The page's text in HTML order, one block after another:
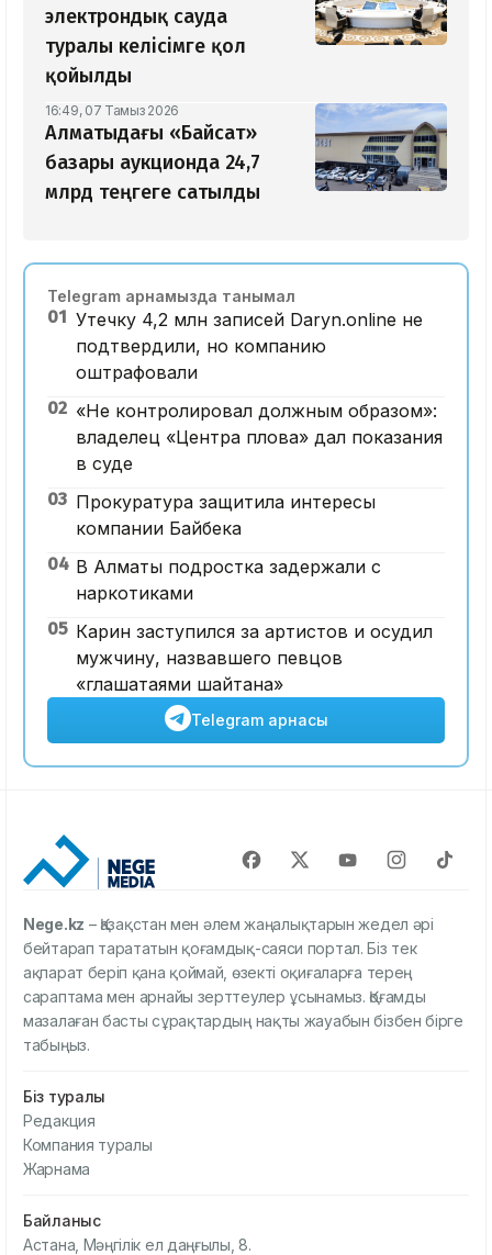
электрондық сауда
туралы келісімге қол
қойылды
16:49, 07 Тамыз 2026
Алматыдағы «Байсат»
базары аукционда 24,7
млрд теңгеге сатылды
Telegram арнамызда танымал
01 Утечку 4,2 млн записей Daryn.online не
подтвердили, но компанию
оштрафовали
02 «Не контролировал должным образом»:
владелец «Центра плова» дал показания
в суде
03 Прокуратура защитила интересы
компании Байбека
04 В Алматы подростка задержали с
наркотиками
05 Карин заступился за артистов и осудил
мужчину, назвавшего певцов
«глашатаями шайтана»
Telegram арнасы
Nege.kz – Қазақстан мен әлем жаңалықтарын жедел әрі
бейтарап тарататын қоғамдық-саяси портал. Біз тек
ақпарат беріп қана қоймай, өзекті оқиғаларға терең
сараптама мен арнайы зерттеулер ұсынамыз. Қоғамды
мазалаған басты сұрақтардың нақты жауабын бізбен бірге
табыңыз.
Біз туралы
Редакция
Компания туралы
Жарнама
Байланыс
Астана, Мәңгілік ел даңғылы, 8.